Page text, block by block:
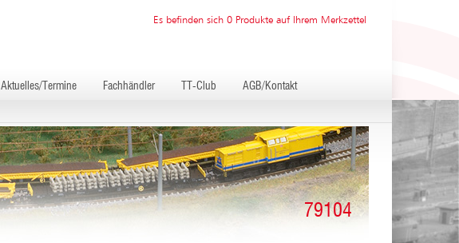
Es befinden sich 0 Produkte auf Ihrem Merkzettel
Aktuelles/Termine Fachhändler TT-Club AGB/Kontakt
79104